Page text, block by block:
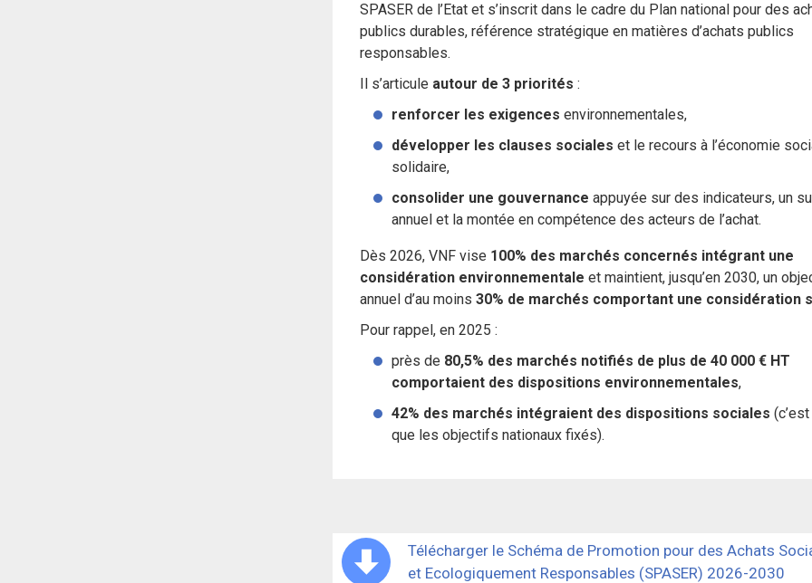
SPASER de l’Etat et s’inscrit dans le cadre du Plan national pour des
publics durables, référence stratégique en matières d’achats publics
responsables.
Il s’articule autour de 3 priorités :
renforcer les exigences environnementales,
développer les clauses sociales et le recours à l’économie
solidaire,
consolider une gouvernance appuyée sur des indicateurs, un
annuel et la montée en compétence des acteurs de l’achat.
Dès 2026, VNF vise 100% des marchés concernés intégrant une
considération environnementale et maintient, jusqu’en 2030, un
annuel d’au moins 30% de marchés comportant une considération
Pour rappel, en 2025 :
près de 80,5% des marchés notifiés de plus de 40 000 € HT
comportaient des dispositions environnementales,
42% des marchés intégraient des dispositions sociales
que les objectifs nationaux fixés).
Télécharger le Schéma de Promotion pour des Achats
et Ecologiquement Responsables (SPASER) 2026-2030